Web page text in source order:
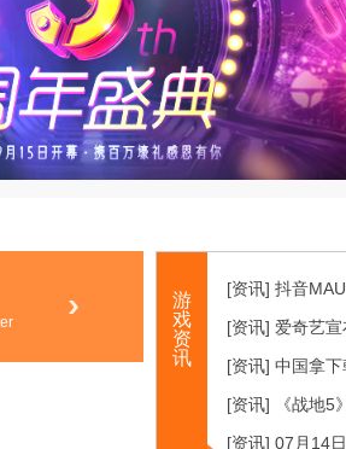
游
戏
资
讯
[资讯] 抖音
[资讯] 爱奇艺
[资讯] 中国拿
[资讯] 《战地5
[资讯] 07月14